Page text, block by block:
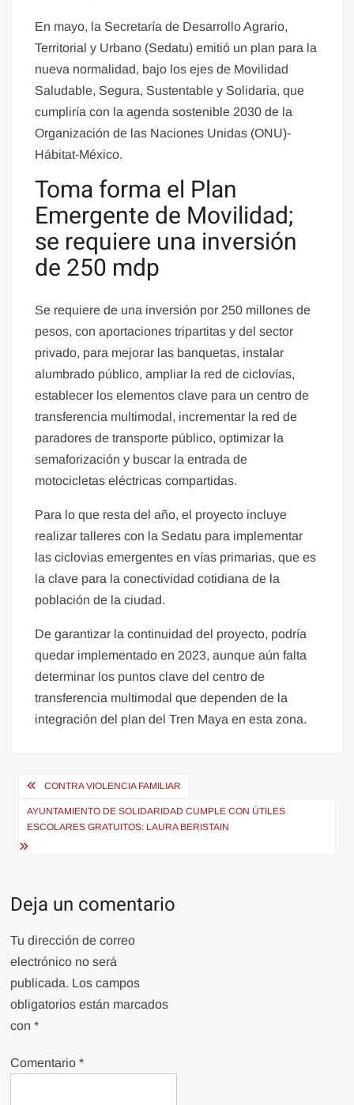
En mayo, la Secretaría de Desarrollo Agrario,
Territorial y Urbano (Sedatu) emitió un plan para la
nueva normalidad, bajo los ejes de Movilidad
Saludable, Segura, Sustentable y Solidaria, que
cumpliría con la agenda sostenible 2030 de la
Organización de las Naciones Unidas (ONU)-
Hábitat-México.
Toma forma el Plan
Emergente de Movilidad;
se requiere una inversión
de 250 mdp
Se requiere de una inversión por 250 millones de
pesos, con aportaciones tripartitas y del sector
privado, para mejorar las banquetas, instalar
alumbrado público, ampliar la red de ciclovías,
establecer los elementos clave para un centro de
transferencia multimodal, incrementar la red de
paradores de transporte público, optimizar la
semaforización y buscar la entrada de
motocicletas eléctricas compartidas.
Para lo que resta del año, el proyecto incluye
realizar talleres con la Sedatu para implementar
las ciclovias emergentes en vías primarias, que es
la clave para la conectividad cotidiana de la
población de la ciudad.
De garantizar la continuidad del proyecto, podría
quedar implementado en 2023, aunque aún falta
determinar los puntos clave del centro de
transferencia multimodal que dependen de la
integración del plan del Tren Maya en esta zona.
Navegación
de
entradas
CONTRA VIOLENCIA FAMILIAR
AYUNTAMIENTO DE SOLIDARIDAD CUMPLE CON ÚTILES
ESCOLARES GRATUITOS: LAURA BERISTAIN
Deja un comentario
Tu dirección de correo
electrónico no será
publicada. Los campos
obligatorios están marcados
con*
Comentario*